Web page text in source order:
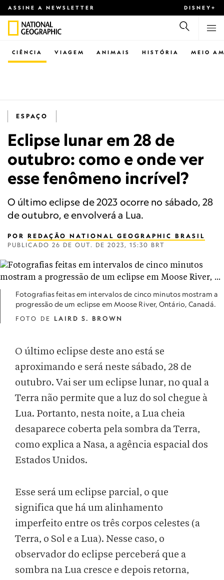
ASSINE A NEWSLETTER DISNEY+
CIÊNCIA VIAGEM ANIMAIS HISTÓRIA MEIO
ESPAÇO
Eclipse lunar em 28 de
outubro: como e onde ver
esse fenômeno incrível?
O último eclipse de 2023 ocorre no sábado, 28
de outubro, e envolverá a Lua.
POR REDAÇÃO NATIONAL GEOGRAPHIC BRASIL
PUBLICADO 26 DE OUT. DE 2023, 15:30 BRT
Fotografias feitas em intervalos de cinco minutos mostram a
progressão de um eclipse em Moose River, Ontário, Canadá.
FOTO DE LAIRD S. BROWN
O último eclipse deste ano está se
aproximando e será neste sábado, 28 de
outubro. Vai ser um eclipse lunar, no qual a
Terra não permite que a luz do sol chegue à
Lua. Portanto, nesta noite, a Lua cheia
desaparece coberta pela sombra da Terra,
como explica a Nasa, a agência espacial dos
Estados Unidos.
Esse será um eclipse parcial, o que
significa que há um alinhamento
imperfeito entre os três corpos celestes (a
Terra, o Sol e a Lua). Nesse caso, o
observador do eclipse perceberá que a
sombra na Lua cresce e depois retorna,